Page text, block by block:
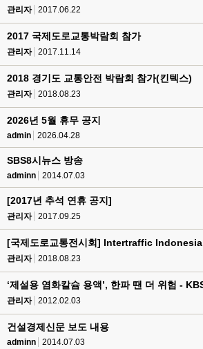
관리자 2017.06.22
2017 국제도로교통박람회 참가
관리자 2017.11.14
2018 경기도 교통안전 박람회 참가(킨텍스)
관리자 2018.08.23
2026년 5월 휴무 공지
admin 2026.04.28
SBS8시뉴스 방송
adminn 2014.07.03
[2017년 추석 연휴 공지]
관리자 2017.09.25
[국제도로교통전시회] Intertraffic Indonesia
관리자 2018.08.23
‘제설용 염화칼슘 용액’, 한파 땐 더 위험 -
관리자 2012.02.03
건설경제신문 보도 내용
adminn 2014.07.03